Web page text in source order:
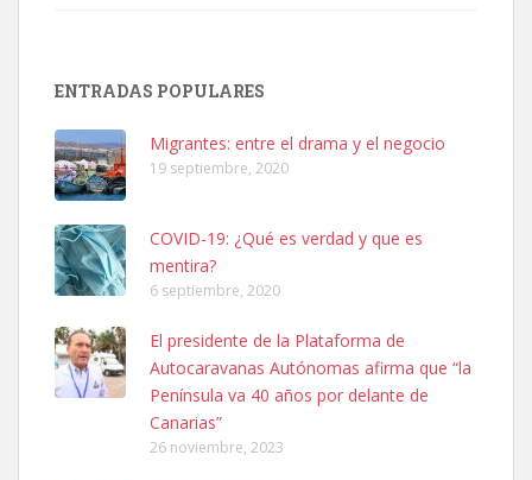
Leales.org » Gran Canaria
Ninfa perdida
El día 5 se los perdió una ninfa papillera, asustada tiene miedo a la
calle, se perdió por la zon...
Leales.org » Gran Canaria
6.7.2025
ENTRADAS POPULARES
Migrantes: entre el drama y el negocio
19 septiembre, 2020
COVID-19: ¿Qué es verdad y que es
mentira?
6 septiembre, 2020
El presidente de la Plataforma de
Autocaravanas Autónomas afirma que “la
Península va 40 años por delante de
Canarias”
26 noviembre, 2023